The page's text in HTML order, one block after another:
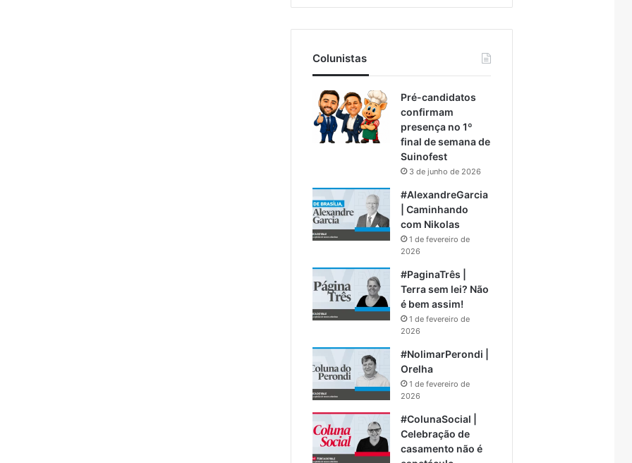
Colunistas
Pré-candidatos
confirmam
presença no 1º
final de semana de
Suinofest
3 de junho de 2026
#AlexandreGarcia
| Caminhando
com Nikolas
1 de fevereiro de
2026
#PaginaTrês |
Terra sem lei? Não
é bem assim!
1 de fevereiro de
2026
#NolimarPerondi |
Orelha
1 de fevereiro de
2026
#ColunaSocial |
Celebração de
casamento não é